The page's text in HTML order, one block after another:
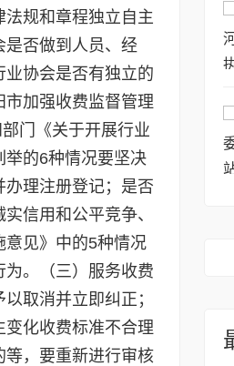
规和章程独立自主
是否做到人员、经
协会是否有独立的
加强收费监督管理
门《关于开展行业
举的6种情况要坚决
理注册登记；是否
信用和公平竞争、
意见》中的5种情况
。（三）服务收费
取消并立即纠正；
化收费标准不合理
等，要重新进行审核